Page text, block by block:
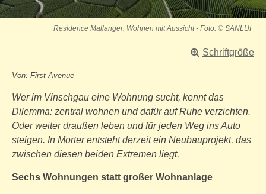
Residence Mallanger: Wohnen mit Aussicht - Foto: © SANLUI
Schriftgröße
Von: First Avenue
Wer im Vinschgau eine Wohnung sucht, kennt das
Dilemma: zentral wohnen und dafür auf Ruhe verzichten.
Oder weiter draußen leben und für jeden Weg ins Auto
steigen. In Morter entsteht derzeit ein Neubauprojekt, das
zwischen diesen beiden Extremen liegt.
Sechs Wohnungen statt großer Wohnanlage